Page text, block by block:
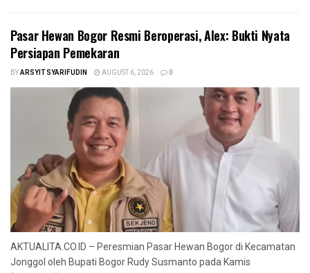
Pasar Hewan Bogor Resmi Beroperasi, Alex: Bukti Nyata
Persiapan Pemekaran
BYARSYIT SYARIFUDIN AUGUST 6, 2026 0
AKTUALITA.CO.ID – Peresmian Pasar Hewan Bogor di Kecamatan
Jonggol oleh Bupati Bogor Rudy Susmanto pada Kamis